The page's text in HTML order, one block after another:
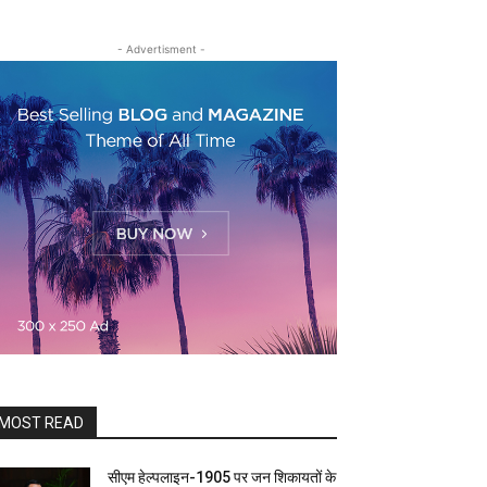
- Advertisment -
READ
सीएम हेल्पलाइन-1905 पर जन शिकायतों के